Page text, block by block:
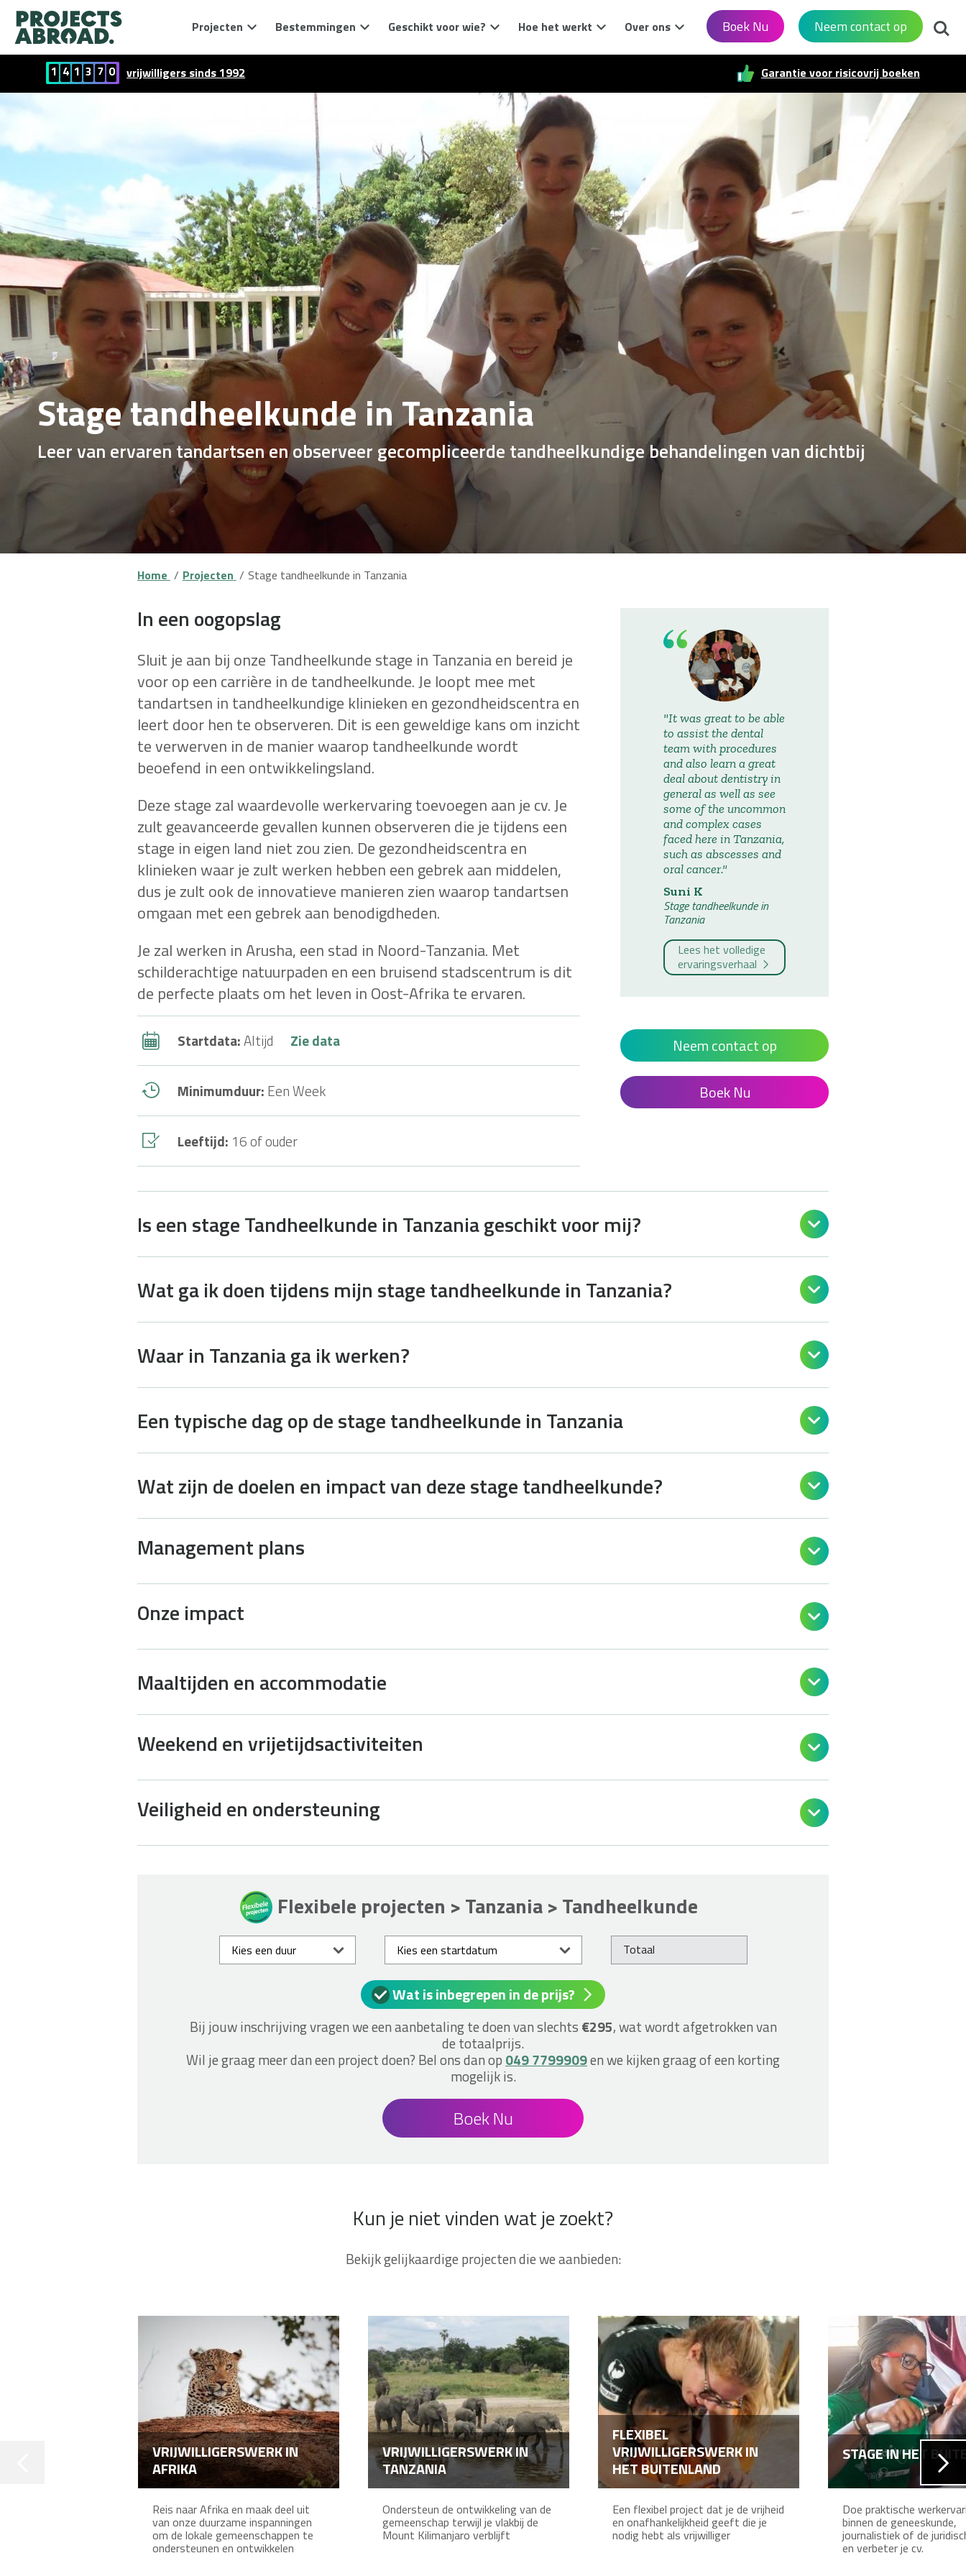
Projecten Bestemmingen Geschikt voor wie? Hoe het werkt Over ons Boek Nu Neem contact op Zoek
1 4 1 3 7 0 vrijwilligers sinds 1992 Garantie voor risicovrij boeken
Stage tandheelkunde in Tanzania
Leer van ervaren tandartsen en observeer gecompliceerde tandheelkundige behandelingen van dichtbij
Home Projecten Stage tandheelkunde in Tanzania
In een oogopslag
Sluit je aan bij onze Tandheelkunde stage in Tanzania en bereid je
voor op een carrière in de tandheelkunde. Je loopt mee met
tandartsen in tandheelkundige klinieken en gezondheidscentra en
leert door hen te observeren. Dit is een geweldige kans om inzicht
te verwerven in de manier waarop tandheelkunde wordt
beoefend in een ontwikkelingsland.
Deze stage zal waardevolle werkervaring toevoegen aan je cv. Je
zult geavanceerde gevallen kunnen observeren die je tijdens een
stage in eigen land niet zou zien. De gezondheidscentra en
klinieken waar je zult werken hebben een gebrek aan middelen,
dus je zult ook de innovatieve manieren zien waarop tandartsen
omgaan met een gebrek aan benodigdheden.
Je zal werken in Arusha, een stad in Noord-Tanzania. Met
schilderachtige natuurpaden en een bruisend stadscentrum is dit
de perfecte plaats om het leven in Oost-Afrika te ervaren.
Startdata:Altijd Zie data
Minimumduur: Een Week
Leeftijd: 16 of ouder
It was great to be able
to assist the dental
team with procedures
and also learn a great
deal about dentistry in
general as well as see
some of the uncommon
and complex cases
faced here in Tanzania,
such as abscesses and
oral cancer.
Suni K
Stage tandheelkunde in
Tanzania
Lees het volledige
ervaringsverhaal
Neem contact op
Boek Nu
Is een stage Tandheelkunde in Tanzania geschikt voor mij? 
Wat ga ik doen tijdens mijn stage tandheelkunde in Tanzania? 
Waar in Tanzania ga ik werken? 
Een typische dag op de stage tandheelkunde in Tanzania 
Wat zijn de doelen en impact van deze stage tandheelkunde? 
Management plans 
Onze impact 
Maaltijden en accommodatie 
Weekend en vrijetijdsactiviteiten 
Veiligheid en ondersteuning 
Flexibele projecten > Tanzania > Tandheelkunde
Totaal
Wat is inbegrepen in de prijs?
Bij jouw inschrijving vragen we een aanbetaling te doen van slechts €295, wat wordt afgetrokken van
de totaalprijs.
Wil je graag meer dan een project doen? Bel ons dan op 049 7799909en we kijken graag of een korting
mogelijk is.
Boek Nu
Kun je niet vinden wat je zoekt?
Bekijk gelijkaardige projecten die we aanbieden:
VRIJWILLIGERSWERK IN
AFRIKA
Reis naar Afrika en maak deel uit
van onze duurzame inspanningen
om de lokale gemeenschappen te
ondersteunen en ontwikkelen
VRIJWILLIGERSWERK IN
TANZANIA
Ondersteun de ontwikkeling van de
gemeenschap terwijl je vlakbij de
Mount Kilimanjaro verblijft
FLEXIBEL
VRIJWILLIGERSWERK IN
HET BUITENLAND
Een flexibel project dat je de vrijheid
en onafhankelijkheid geeft die je
nodig hebt als vrijwilliger
STAGE IN HET
Doe praktische
binnen de geneeskunde,
journalistiek of de
en verbeter je cv.